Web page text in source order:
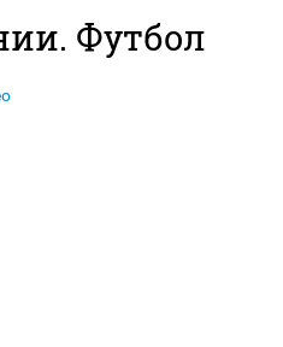
Футбол